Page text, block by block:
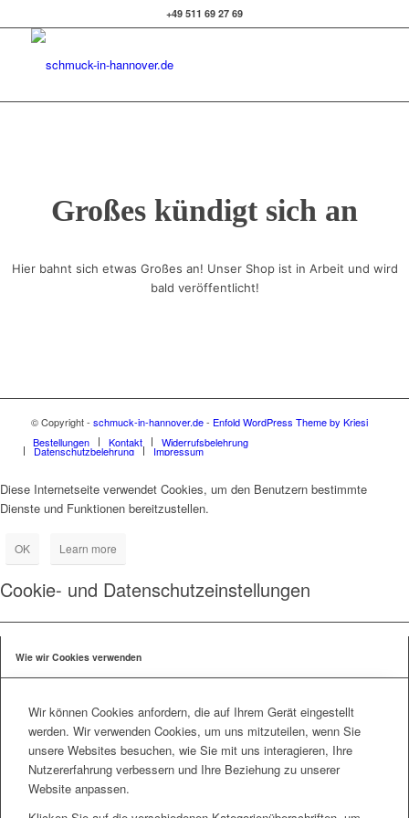
+49 511 69 27 69
Großes kündigt sich an
Hier bahnt sich etwas Großes an! Unser Shop ist in Arbeit und wird
bald veröffentlicht!
© Copyright - schmuck-in-hannover.de- Enfold WordPress Theme by Kriesi
Bestellungen
Kontakt Widerrufsbelehrung
Datenschutzbelehrung Impressum
Diese Internetseite verwendet Cookies, um den Benutzern bestimmte
Dienste und Funktionen bereitzustellen.
OK Learn more
Cookie- und Datenschutzeinstellungen
Wie wir Cookies verwenden
Wir können Cookies anfordern, die auf Ihrem Gerät eingestellt
werden. Wir verwenden Cookies, um uns mitzuteilen, wenn Sie
unsere Websites besuchen, wie Sie mit uns interagieren, Ihre
Nutzererfahrung verbessern und Ihre Beziehung zu unserer
Website anpassen.